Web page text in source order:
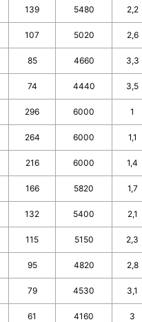
139 5480 2,2
107 5020 2,6
85 4660 3,3
74 4440 3,5
296 6000 1
264 6000 1,1
216 6000 1,4
166 5820 1,7
132 5400 2,1
115 5150 2,3
95 4820 2,8
79 4530 3,1
61 4160 3